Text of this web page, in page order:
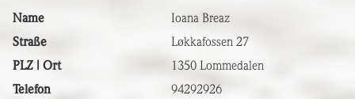
Name
Ioana Breaz
Straße
Løkkafossen 27
PLZ | Ort
1350 Lommedalen
Telefon
94292926